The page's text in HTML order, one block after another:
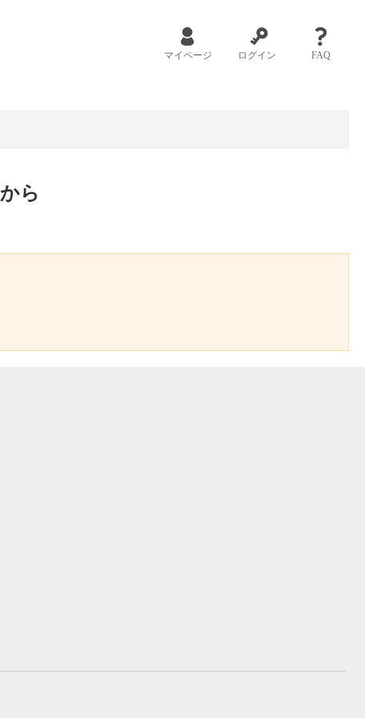
マイページ ログイン FAQ
から